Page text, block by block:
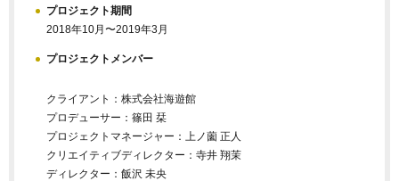
プロジェクト期間
2018年10月〜2019年3月
プロジェクトメンバー
クライアント：株式会社海遊館
プロデューサー：篠田 栞
プロジェクトマネージャー：上ノ薗 正人
クリエイティブディレクター：寺井 翔茉
ディレクター：飯沢 未央